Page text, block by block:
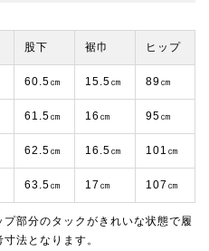
股下 裾巾 ヒップ
60.5㎝ 15.5㎝ 89㎝
61.5㎝ 16㎝ 95㎝
62.5㎝ 16.5㎝ 101㎝
63.5㎝ 17㎝ 107㎝
部分のタックがきれいな状態で履
法となります。